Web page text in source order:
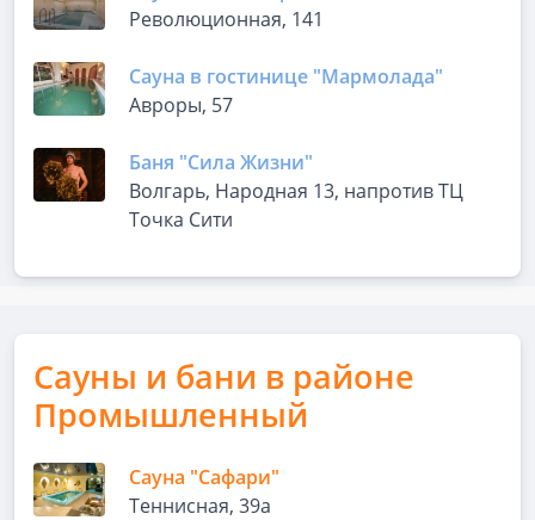
Революционная, 141
Сауна в гостинице "Мармолада"
Авроры, 57
Баня "Сила Жизни"
Волгарь, Народная 13, напротив ТЦ
Точка Сити
Сауны и бани в районе
Промышленный
Сауна "Сафари"
Теннисная, 39а